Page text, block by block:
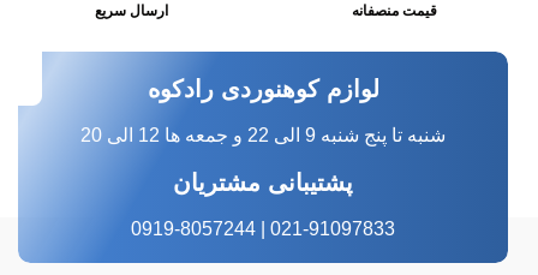
قیمت منصفانه ارسال سریع
لوازم کوهنوردی رادکوه
شنبه تا پنج شنبه 9 الی 22 و جمعه ها 12 الی 20
پشتیبانی مشتریان
021-91097833 | 0919-8057244